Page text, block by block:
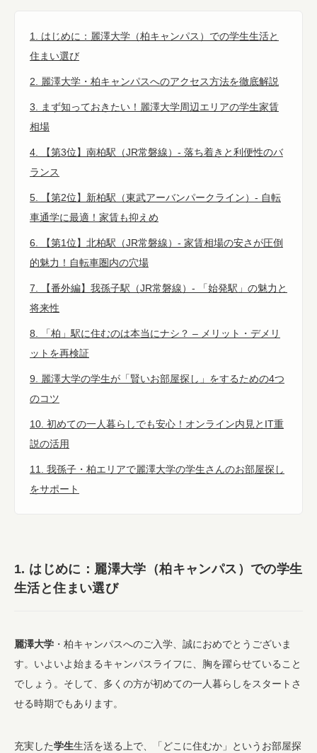
1. はじめに：麗澤大学（柏キャンパス）での学生生活と
住まい選び
2. 麗澤大学・柏キャンパスへのアクセス方法を徹底解説
3. まず知っておきたい！麗澤大学周辺エリアの学生家賃
相場
4. 【第3位】南柏駅（JR常磐線）- 落ち着きと利便性のバ
ランス
5. 【第2位】新柏駅（東武アーバンパークライン）- 自転
車通学に最適！家賃も抑えめ
6. 【第1位】北柏駅（JR常磐線）- 家賃相場の安さが圧倒
的魅力！自転車圏内の穴場
7. 【番外編】我孫子駅（JR常磐線）- 「始発駅」の魅力と
将来性
8. 「柏」駅に住むのは本当にナシ？ – メリット・デメリ
ットを再検証
9. 麗澤大学の学生が「賢いお部屋探し」をするための4つ
のコツ
10. 初めての一人暮らしでも安心！オンライン内見とIT重
説の活用
11. 我孫子・柏エリアで麗澤大学の学生さんのお部屋探し
をサポート
1. はじめに：麗澤大学（柏キャンパス）での学生
生活と住まい選び
麗澤大学 ・柏キャンパスへのご入学、誠におめでとうございま
す。いよいよ始まるキャンパスライフに、胸を躍らせていること
でしょう。そして、多くの方が初めての一人暮らしをスタートさ
せる時期でもあります。
充実した学生生活を送る上で、「どこに住むか」というお部屋探